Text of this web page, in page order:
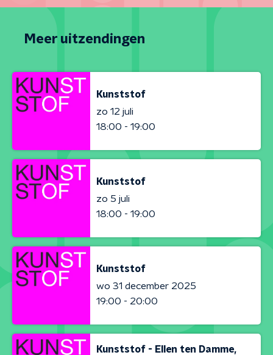
Meer uitzendingen
Kunststof
zo 12 juli
18:00 - 19:00
Kunststof
zo 5 juli
18:00 - 19:00
Kunststof
wo 31 december 2025
19:00 - 20:00
Kunststof - Ellen ten Damme,